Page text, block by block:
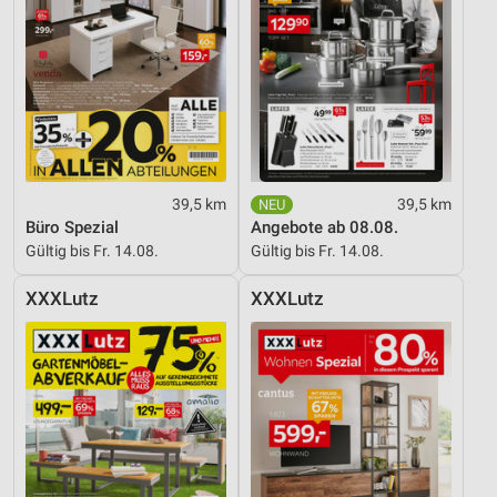
39,5 km
Büro Spezial
Gültig bis Fr. 14.08.
39,5 km
Angebote ab 08.08.
Gültig bis Fr. 14.08.
XXXLutz XXXLutz
Nicht-IAB-Verarbeitungszwecke:
Notwendig
Performance
Funktional